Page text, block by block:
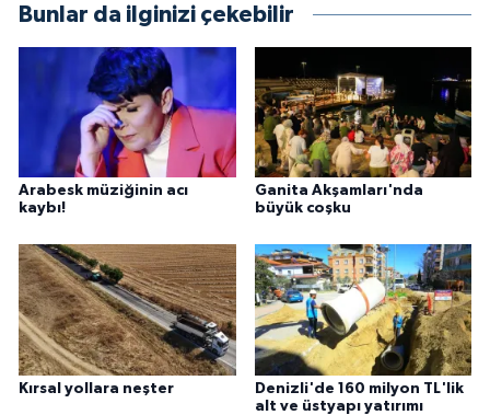
Bunlar da ilginizi çekebilir
Arabesk müziğinin acı
kaybı!
Ganita Akşamları'nda
büyük coşku
Kırsal yollara neşter
Denizli'de 160 milyon TL'lik
alt ve üstyapı yatırımı